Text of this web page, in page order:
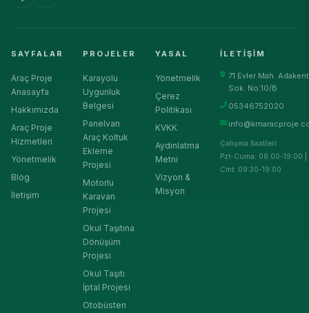
SAYFALAR
Araç Proje
Anasayfa
Hakkımızda
Araç Proje
Hizmetleri
Yönetmelik
Blog
İletişim
PROJELER
Karayolu
Uygunluk
Belgesi
Panelvan
Araç Koltuk
Ekleme
Projesi
Motorlu
Karavan
Projesi
Okul Taşıtına
Dönüşüm
Projesi
Okul Taşıtı
İptal Projesi
Otobüsten
YASAL
Yönetmelik
Çerez
Politikası
KVKK
Aydınlatma
Metni
Vizyon &
Misyon
İLETIŞIM
71 Evler Mah. Adakent
Sok. No:10/B
05346752020
Çalışma Saatleri
Pzt-Cuma: 08:00-19:00 |
Cmt: 09:30-19:00